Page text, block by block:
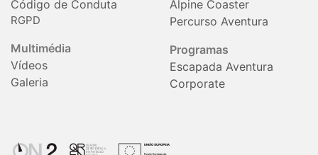
Código de Conduta
RGPD
Multimédia
Vídeos
Galeria
Alpine Coaster
Percurso Aventura
Programas
Escapada Aventura
Corporate